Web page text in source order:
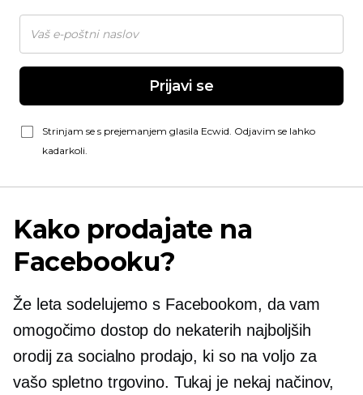
Prijavi se
Strinjam se s prejemanjem glasila Ecwid. Odjavim se lahko
kadarkoli.
Kako prodajate na
Facebooku?
Že leta sodelujemo s Facebookom, da vam
omogočimo dostop do nekaterih najboljših
orodij za socialno prodajo, ki so na voljo za
vašo spletno trgovino. Tukaj je nekaj načinov,